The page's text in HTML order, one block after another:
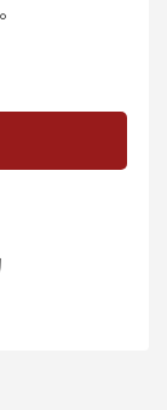
。